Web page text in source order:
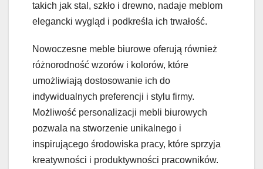
takich jak stal, szkło i drewno, nadaje meblom
elegancki wygląd i podkreśla ich trwałość.
Nowoczesne meble biurowe oferują również
różnorodność wzorów i kolorów, które
umożliwiają dostosowanie ich do
indywidualnych preferencji i stylu firmy.
Możliwość personalizacji mebli biurowych
pozwala na stworzenie unikalnego i
inspirującego środowiska pracy, które sprzyja
kreatywności i produktywności pracowników.